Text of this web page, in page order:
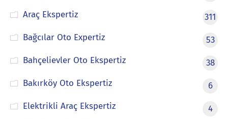
Araç Ekspertiz
311
Bağcılar Oto Expertiz
53
Bahçelievler Oto Ekspertiz
38
Bakırköy Oto Ekspertiz
6
Elektrikli Araç Ekspertiz
4